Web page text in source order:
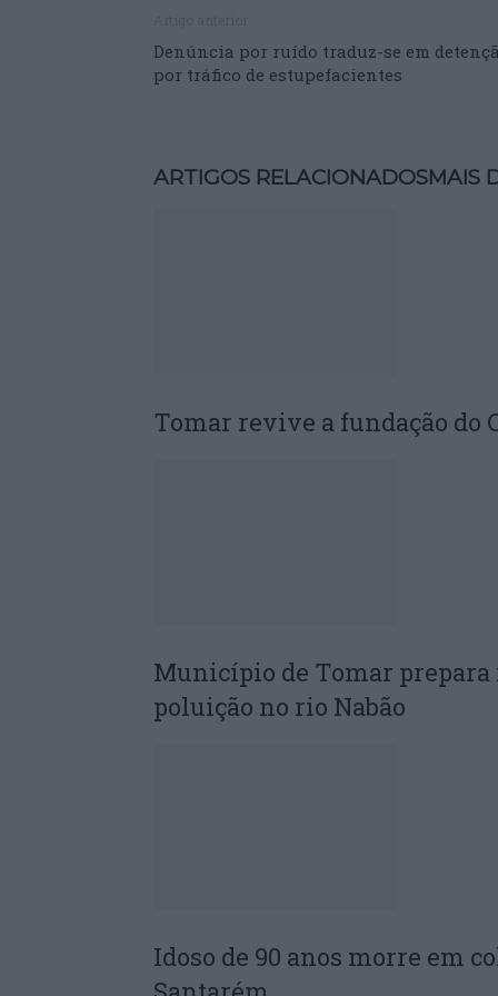
Denúncia por ruído traduz-se em
por tráfico de estupefacientes
ARTIGOS RELACIONADOSMAIS
Tomar revive a fundação do
Município de Tomar prepara
poluição no rio Nabão
Idoso de 90 anos morre em